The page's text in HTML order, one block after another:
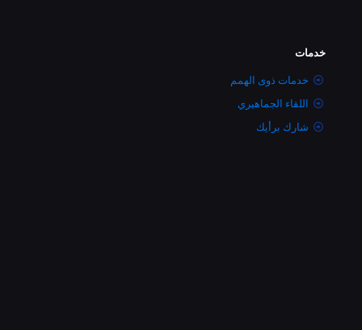
خدمات
خدمات ذوى الهمم
اللقاء الجماهيري
شارك برأيك